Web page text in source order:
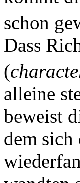
schon
Dass
(
alleine
beweist
dem